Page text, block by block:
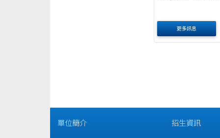
更多訊息
單位簡介 招生資訊